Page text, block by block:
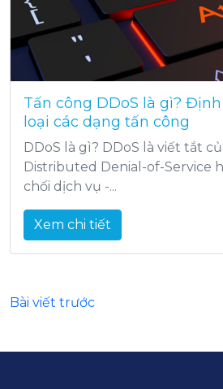
Tấn công DDoS là gì?
loại các dạng tấn công
DDoS là gì? DDoS là viết tắt
Distributed Denial-of-Service
chối dịch vụ -...
Xem chi tiết
Bài viết trước